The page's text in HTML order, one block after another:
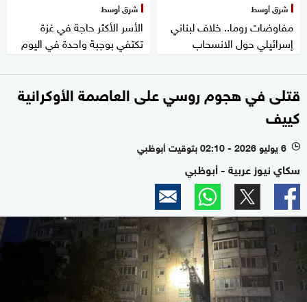
شرق أوسط
مفاوضات روما.. خلاف لبناني
إسرائيلي حول الانسحاب
شرق أوسط
الأسر الأكثر حاجة في غزة
تكتفي بوجبة واحدة في اليوم
قتلى في هجوم روسي على العاصمة الأوكرانية
كييف
l 6 يوليو 2026 - 02:10 بتوقيت أبوظبي
سكاي نيوز عربية - أبوظبي